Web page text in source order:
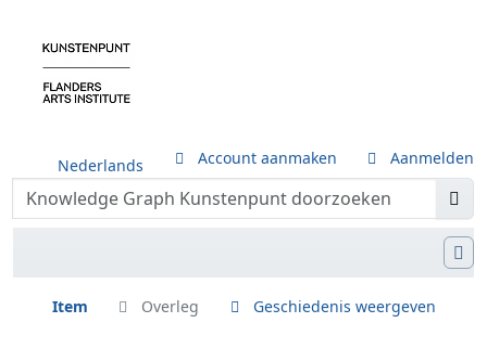
Nederlands Account aanmaken Aanmelden
Item Overleg Geschiedenis weergeven